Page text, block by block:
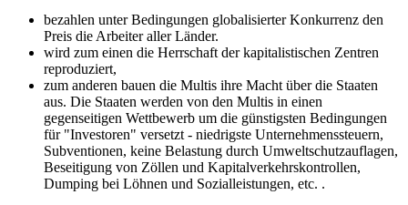
bezahlen unter Bedingungen globalisierter Konkurrenz den
Preis die Arbeiter aller Länder.
wird zum einen die Herrschaft der kapitalistischen Zentren
reproduziert,
zum anderen bauen die Multis ihre Macht über die Staaten
aus. Die Staaten werden von den Multis in einen
gegenseitigen Wettbewerb um die günstigsten Bedingungen
für "Investoren" versetzt - niedrigste Unternehmenssteuern,
Subventionen, keine Belastung durch Umweltschutzauflagen,
Beseitigung von Zöllen und Kapitalverkehrskontrollen,
Dumping bei Löhnen und Sozialleistungen, etc. .